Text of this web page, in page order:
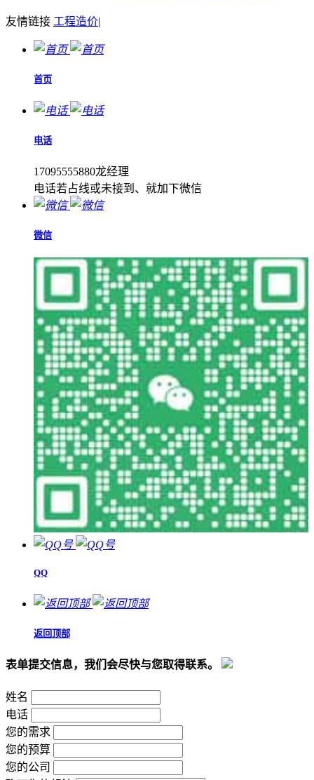
友情链接 工程造价|
首页
电话
17095555880龙经理
电话若占线或未接到、就加下微信
微信
QQ
返回顶部
表单提交信息，我们会尽快与您取得联系。
姓名
电话
您的需求
您的预算
您的公司